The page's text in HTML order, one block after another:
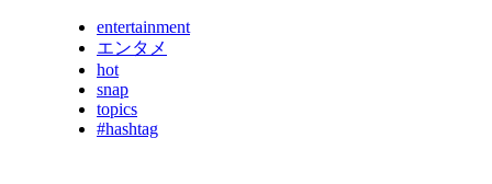
entertainment
エンタメ
hot
snap
topics
#hashtag